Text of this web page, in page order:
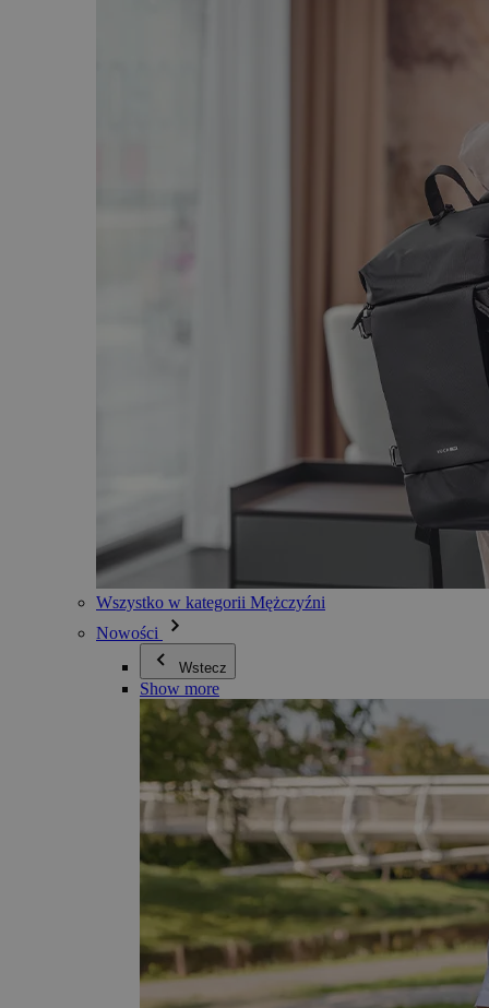
Wszystko w kategorii Mężczyźni
Nowości
Wstecz
Show more